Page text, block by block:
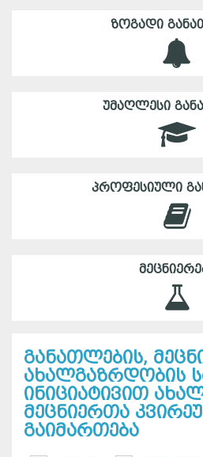
ᲖᲝᲒᲐᲓᲘ
ᲣᲛᲐᲦᲚᲔᲡᲘ
ᲞᲠᲝᲤᲔᲡᲘᲣᲚᲘ
განათლების,
ახალგაზრდობის
ინიციატივით
მეცნიერთა
გაიმართება